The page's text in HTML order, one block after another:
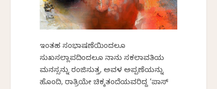
ಇಂತಹ ಸಂಭಾಷಣೆಯಿಂದಲೂ
ಸುಖಸಲ್ಲಾಪದಿಂದಲೂ ನಾನು ಸಕಲಾವತಿಯ
ಮನಸ್ಸನ್ನು ರಂಜಿಸುತ್ತ, ಅವಳ ಅಪ್ಪಣೆಯನ್ನು
ಹೊಂದಿ, ರಾತ್ರಿಯೇ ಚಿಕ್ಕತಂದೆಯವರಿದ್ದ ‘ಪಾಸ್